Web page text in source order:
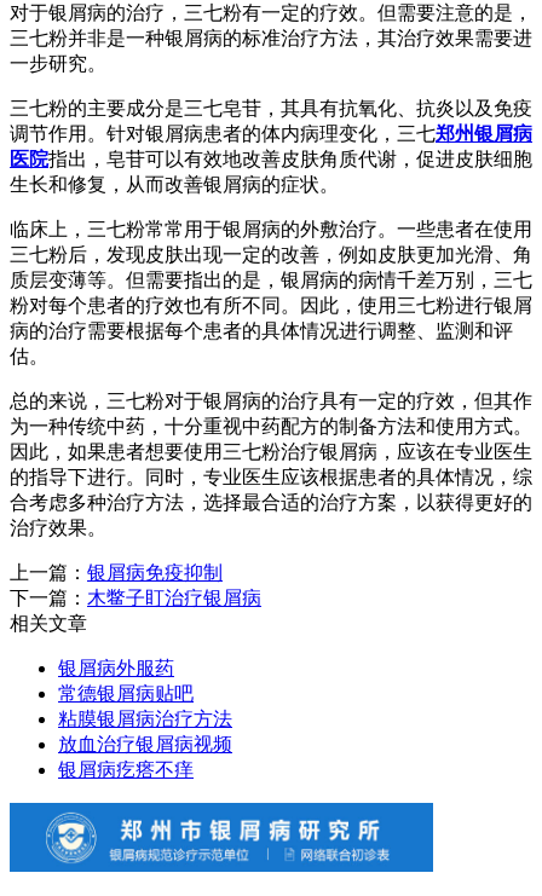
对于银屑病的治疗，三七粉有一定的疗效。但需要注意的是，
三七粉并非是一种银屑病的标准治疗方法，其治疗效果需要进
一步研究。
三七粉的主要成分是三七皂苷，其具有抗氧化、抗炎以及免疫
调节作用。针对银屑病患者的体内病理变化，三七郑州银屑病
医院指出，皂苷可以有效地改善皮肤角质代谢，促进皮肤细胞
生长和修复，从而改善银屑病的症状。
临床上，三七粉常常用于银屑病的外敷治疗。一些患者在使用
三七粉后，发现皮肤出现一定的改善，例如皮肤更加光滑、角
质层变薄等。但需要指出的是，银屑病的病情千差万别，三七
粉对每个患者的疗效也有所不同。因此，使用三七粉进行银屑
病的治疗需要根据每个患者的具体情况进行调整、监测和评
估。
总的来说，三七粉对于银屑病的治疗具有一定的疗效，但其作
为一种传统中药，十分重视中药配方的制备方法和使用方式。
因此，如果患者想要使用三七粉治疗银屑病，应该在专业医生
的指导下进行。同时，专业医生应该根据患者的具体情况，综
合考虑多种治疗方法，选择最合适的治疗方案，以获得更好的
治疗效果。
上一篇： 银屑病免疫抑制
下一篇： 木鳖子盯治疗银屑病
相关文章
银屑病外服药
常德银屑病贴吧
粘膜银屑病治疗方法
放血治疗银屑病视频
银屑病疙瘩不痒